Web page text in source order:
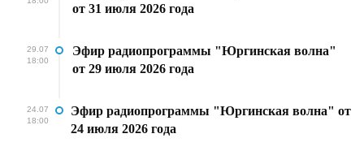
от 31 июля 2026 года
29.07
18:00
Эфир радиопрограммы "Юргинская волна"
от 29 июля 2026 года
24.07
18:00
Эфир радиопрограммы "Юргинская волна" от
24 июля 2026 года